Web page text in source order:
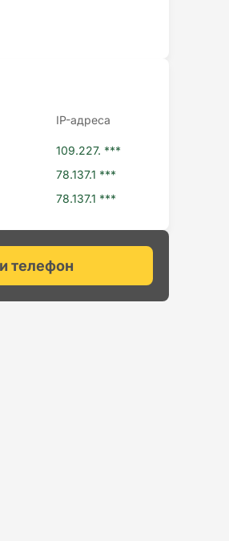
IP-адреса
109.227. ***
78.137.1 ***
78.137.1 ***
телефон